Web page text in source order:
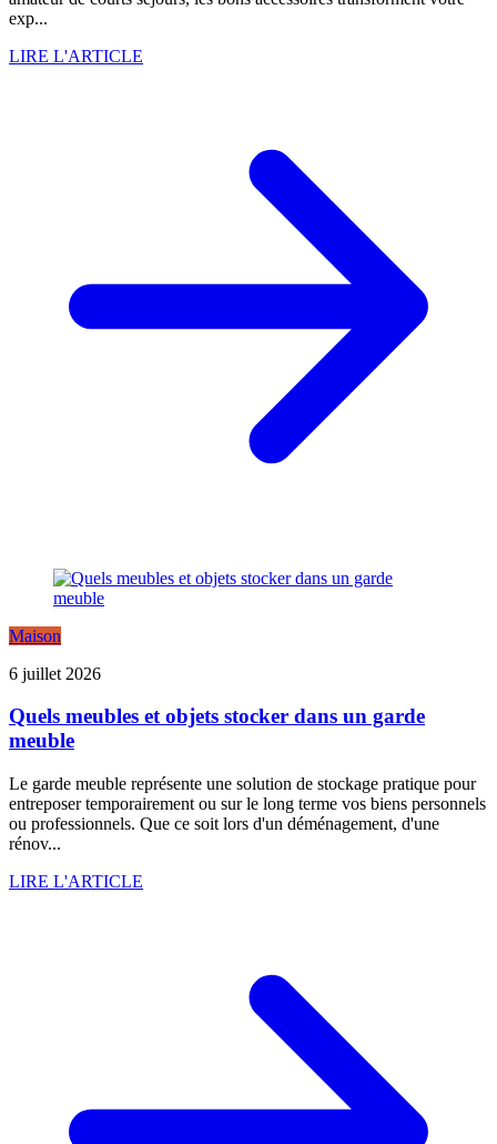
exp...
LIRE L'ARTICLE
Maison
6 juillet 2026
Quels meubles et objets stocker dans un garde
meuble
Le garde meuble représente une solution de stockage pratique pour
entreposer temporairement ou sur le long terme vos biens personnels
ou professionnels. Que ce soit lors d'un déménagement, d'une
rénov...
LIRE L'ARTICLE